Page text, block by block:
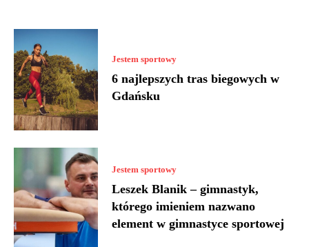
Jestem sportowy
6 najlepszych tras biegowych w
Gdańsku
Jestem sportowy
Leszek Blanik – gimnastyk,
którego imieniem nazwano
element w gimnastyce sportowej